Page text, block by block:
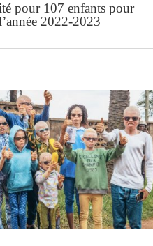
pour 107 enfants pour
2022-2023